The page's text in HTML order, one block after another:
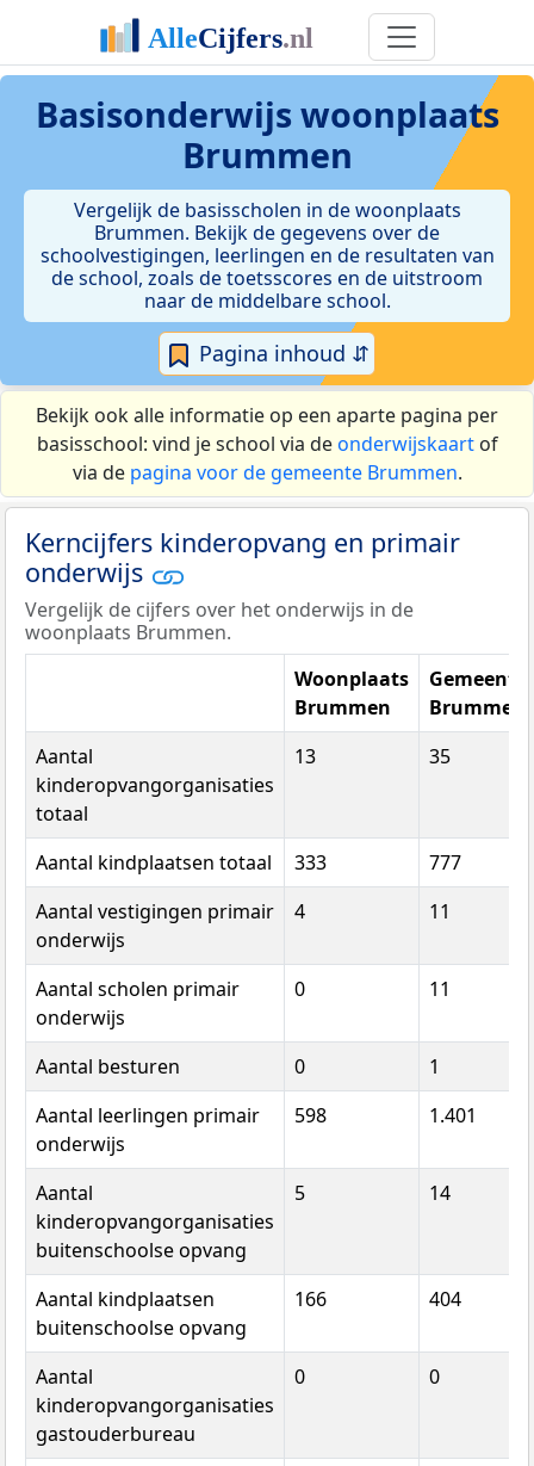
Basisonderwijs woonplaats
Brummen
Vergelijk de basisscholen in de woonplaats
Brummen. Bekijk de gegevens over de
schoolvestigingen, leerlingen en de resultaten van
de school, zoals de toetsscores en de uitstroom
naar de middelbare school.
Pagina inhoud ⇵
Bekijk ook alle informatie op een aparte pagina per
basisschool: vind je school via deonderwijskaartof
via de pagina voor de gemeente Brummen.
Kerncijfers kinderopvang en primair
onderwijs
Vergelijk de cijfers over het onderwijs in de
woonplaats Brummen.
Woonplaats
Brummen
Gemeente
Brummen
Aantal
kinderopvangorganisaties
totaal
13 35
Aantal kindplaatsen totaal 333
777
Aantal vestigingen primair
onderwijs
4 11
Aantal scholen primair
onderwijs
0 11
Aantal besturen 0
1
Aantal leerlingen primair
onderwijs
598 1.401
Aantal
kinderopvangorganisaties
buitenschoolse opvang
5 14
Aantal kindplaatsen
buitenschoolse opvang
166 404
Aantal
kinderopvangorganisaties
gastouderbureau
0 0